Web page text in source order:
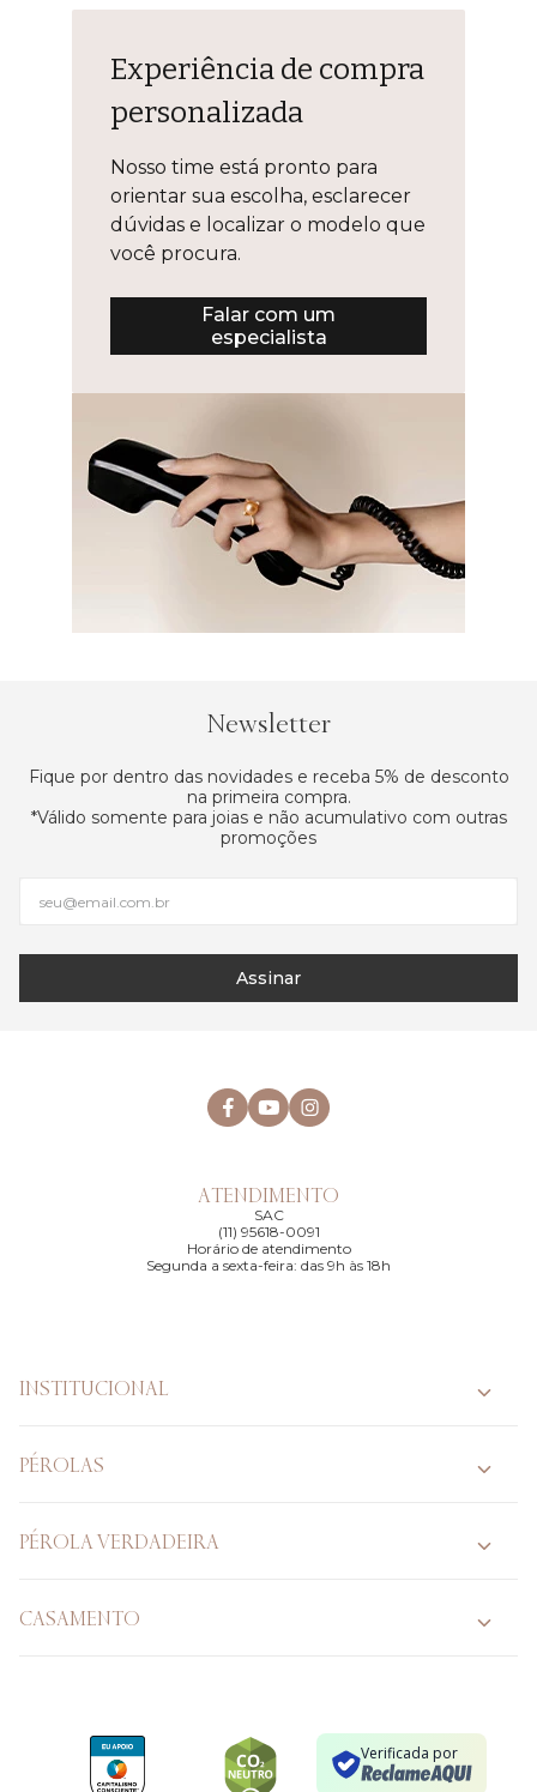
Experiência de compra
personalizada
Nosso time está pronto para
orientar sua escolha, esclarecer
dúvidas e localizar o modelo que
você procura.
Falar com um
especialista
Newsletter
Fique por dentro das novidades e receba 5% de desconto
na primeira compra.
*Válido somente para joias e não acumulativo com outras
promoções
Assinar
ATENDIMENTO
SAC
(11) 95618-0091
Horário de atendimento
Segunda a sexta-feira: das 9h às 18h
INSTITUCIONAL
PÉROLAS
PÉROLA VERDADEIRA
CASAMENTO
Verificada por